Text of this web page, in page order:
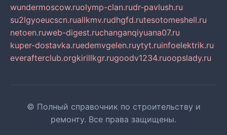
wundermoscow.ruolymp-clan.rudr-pavlush.ru
su2lgyoeucscn.ruallkmv.rudhgfd.rutesotomeshell.ru
netoen.ruweb-digest.ruchanganqiyuana07.ru
kuper-dostavka.ruedemvgelen.ruytyt.ruinfoelektrik.ru
everafterclub.orgkirillkgr.rugoodv1234.ruoopslady.ru
© Полный справочник по строительству и
ремонту. Все права защищены.